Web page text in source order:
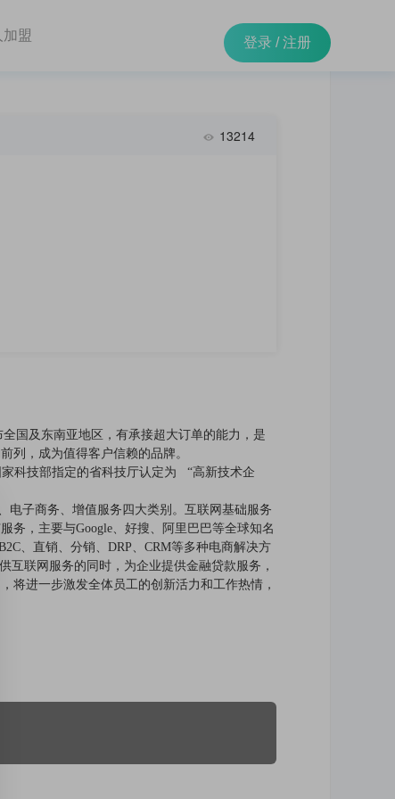
加盟 登录 /注册
13214
国及东南亚地区，有承接超大订单的能力，是
列，成为值得客户信赖的品牌。
科技部指定的省科技厅认定为 “高新技术企
子商务、增值服务四大类别。互联网基础服务
务，主要与Google、好搜、阿里巴巴等全球知名
、直销、分销、DRP、CRM等多种电商解决方
互联网服务的同时，为企业提供金融贷款服务，
将进一步激发全体员工的创新活力和工作热情，